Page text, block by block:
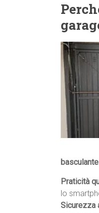
Praticità
lo
Sicurezza